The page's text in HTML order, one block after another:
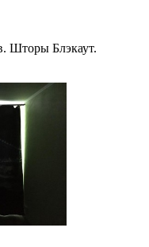
Шторы Блэкаут.